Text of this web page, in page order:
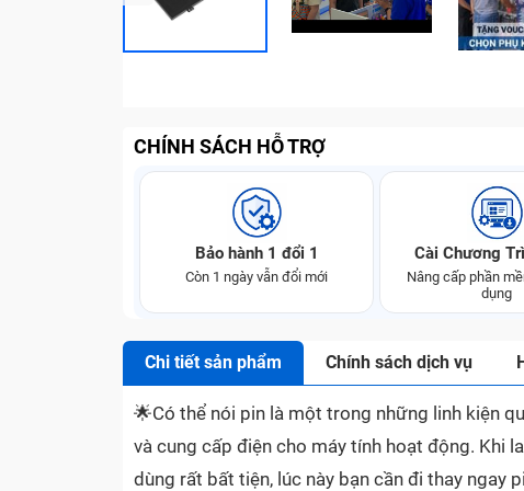
CHÍNH SÁCH HỖ TRỢ
Bảo hành 1 đổi 1
Còn 1 ngày vẫn đổi mới
Cài Chương
Nâng cấp phần
dụng
Chi tiết sản phẩm Chính sách dịch vụ
🌟Có thể nói pin là một trong những linh kiện
và cung cấp điện cho máy tính hoạt động. Khi
dùng rất bất tiện, lúc này bạn cần đi thay ngay